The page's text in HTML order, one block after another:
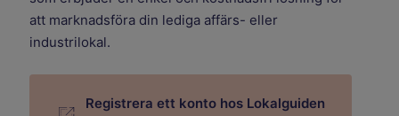
att marknadsföra din lediga affärs- eller
industrilokal.
Registrera ett konto hos Lokalguiden